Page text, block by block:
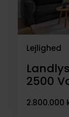
Lejlighed
2500
2.800.000